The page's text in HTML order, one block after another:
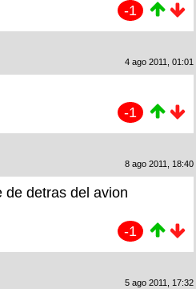
-1
4 ago 2011, 01:01
-1
8 ago 2011, 18:40
de detras del avion
-1
5 ago 2011, 17:32